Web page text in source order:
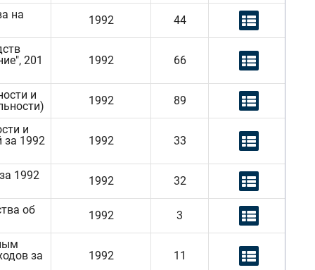
на 1992 44
201
1992 66
и
1992 89
и
за 1992
1992 33
1992 1992 32
об 1992 3
за
1992 11